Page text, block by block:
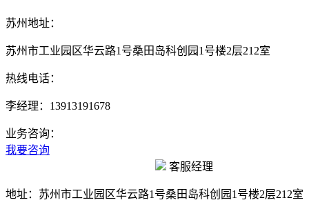
苏州地址：
苏州市工业园区华云路1号桑田岛科创园1号楼2层212室
热线电话：
李经理：13913191678
业务咨询：
我要咨询
客服经理
地址： 苏州市工业园区华云路1号桑田岛科创园1号楼2层212室